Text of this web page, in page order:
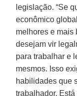
legislação. “Se
econômico
melhores e mais
desejam vir
para trabalhar e
mesmos. Isso
habilidades que
trabalhador.